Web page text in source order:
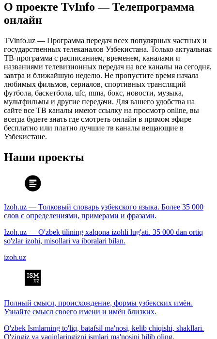
О проекте TvInfo — Телепрограмма
онлайн
TVinfo.uz — Программа передач всех популярных частных и
государственных телеканалов Узбекистана. Только актуальная
ТВ-программа с расписанием, временем, каналами и
названиями телевизионных передач на все каналы на сегодня,
завтра и ближайшую неделю. Не пропустите время начала
любимых фильмов, сериалов, спортивных трансляций
футбола, баскетбола, ufc, mma, бокс, новости, музыка,
мультфильмы и другие передачи. Для вашего удобства на
сайте все ТВ каналы имеют ссылку на просмотр online, вы
всегда будете знать где смотреть онлайн в прямом эфире
бесплатно или платно лучшие тв каналы вещающие в
Узбекистане.
Наши проекты
Izoh.uz — Толковый словарь узбекского языка. Более 35 000
слов с определениями, примерами и фразами.
Izoh.uz — O'zbek tilining xalqona izohli lug'ati. 35 000 dan ortiq
so'zlar izohi, misollari va iboralari bilan.
izoh.uz
Полный смысл, происхождение, формы узбекских имён.
Узнайте смысл своего имени и имён близких.
O'zbek Ismlarning to'liq, batafsil ma'nosi, kelib chiqishi, shakllari.
O'zingiz va yaqinlaringizni ismlari ma'nosini bilib oling.